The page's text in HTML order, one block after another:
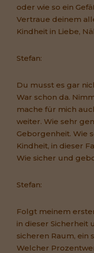
oder wie so ein
Vertraue deinem
Kindheit in Liebe,
Stefan:
Du musst es gar
War schon da.
mache für mich
weiter. Wie sehr
Geborgenheit. Wie
Kindheit, in dieser
Wie sicher und
Stefan:
Folgt meinem
in dieser Sicherheit
sicheren Raum, ein
Welcher